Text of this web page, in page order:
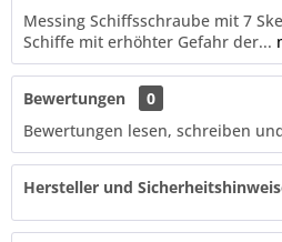
Messing Schiffsschraube mit 7
Schiffe mit erhöhter Gefahr der...
Bewertungen
0
Bewertungen lesen, schreiben
Hersteller und